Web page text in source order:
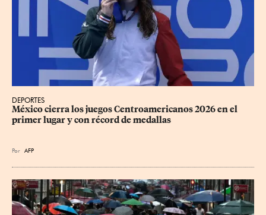
DEPORTES
México cierra los juegos Centroamericanos 2026 en el
primer lugar y con récord de medallas
Por AFP